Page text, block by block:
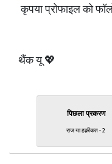
कृपया प्रोफाइल को
थैंक यू 💖
पिछला प्रकरण
राज या हक़ीकत - 2